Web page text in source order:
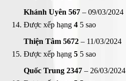
Khánh Uyên 567 – 09/03/2024
Được xếp hạng 4 5 sao
Thiện Tâm 5672 – 11/03/2024
Được xếp hạng 5 5 sao
Quốc Trung 2347 – 26/03/2024